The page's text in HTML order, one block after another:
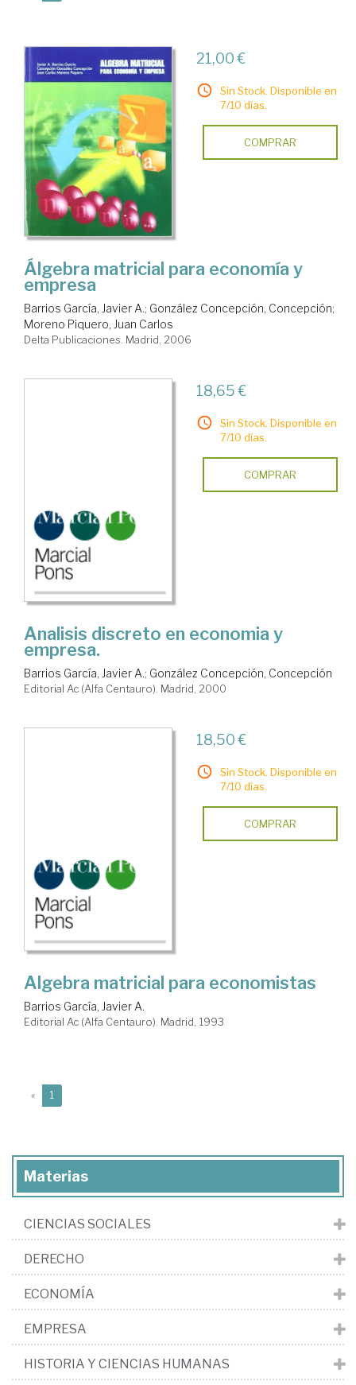
21,00 €
Sin Stock. Disponible en
7/10 días.
COMPRAR
Álgebra matricial para economía y
empresa
Barrios García, Javier A.; González Concepción, Concepción;
Moreno Piquero, Juan Carlos
Delta Publicaciones. Madrid, 2006
18,65 €
Sin Stock. Disponible en
7/10 días.
COMPRAR
Analisis discreto en economia y
empresa.
Barrios García, Javier A.; González Concepción, Concepción
Editorial Ac (Alfa Centauro). Madrid, 2000
18,50 €
Sin Stock. Disponible en
7/10 días.
COMPRAR
Algebra matricial para economistas
Barrios García, Javier A.
Editorial Ac (Alfa Centauro). Madrid, 1993
« 1
Materias
CIENCIAS SOCIALES
DERECHO
ECONOMÍA
EMPRESA
HISTORIA Y CIENCIAS HUMANAS